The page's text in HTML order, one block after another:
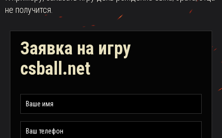
не получится.
Заявка на игру
csball.net